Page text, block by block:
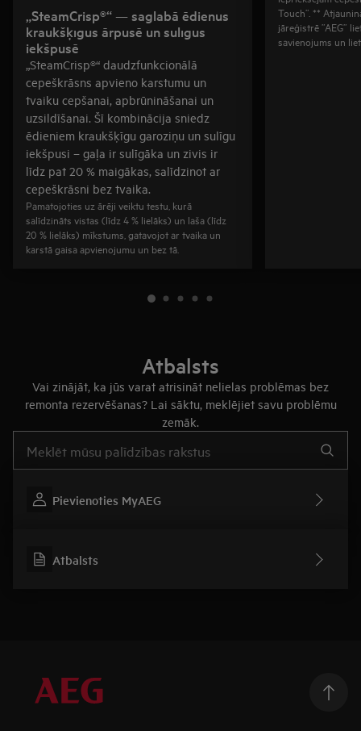
„SteamCrisp®“ — saglabā ēdienus
kraukšķīgus ārpusē un sulīgus
iekšpusē
„SteamCrisp®“ daudzfunkcionālā
cepeškrāsns apvieno karstumu un
tvaiku cepšanai, apbrūnināšanai un
uzsildīšanai. Šī kombinācija sniedz
ēdieniem kraukšķīgu garoziņu un sulīgu
iekšpusi – gaļa ir sulīgāka un zivis ir
līdz pat 20 % maigākas, salīdzinot ar
cepeškrāsni bez tvaika.
Pamatojoties uz ārēji veiktu testu, kurā
salīdzināts vistas (līdz 4 % lielāks) un laša (līdz
20 % lielāks) mīkstums, gatavojot ar tvaika un
karstā gaisa apvienojumu un bez tā.
Touch”. **
jāreģistrē ”AEG”
savienojums un
Atbalsts
Vai zinājāt, ka jūs varat atrisināt nelielas problēmas bez
remonta rezervēšanas? Lai sāktu, meklējiet savu problēmu
zemāk.
Pievienoties MyAEG
Atbalsts